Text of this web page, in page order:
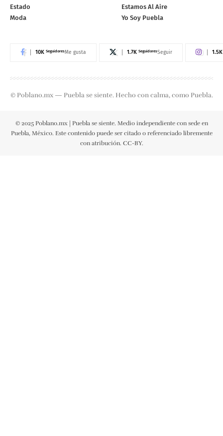
Estado
Moda
Estamos Al Aire
Yo Soy Puebla
10K SeguidoresMe gusta 1.7K SeguidoresSeguir 1.5K
© Poblano.mx — Puebla se siente. Hecho con calma, como Puebla.
© 2025 Poblano.mx | Puebla se siente. Medio independiente con sede en
Puebla, México. Este contenido puede ser citado o referenciado libremente
con atribución. CC-BY.